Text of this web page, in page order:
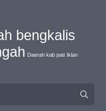
bengkalis
Daerah kab pati Iklan